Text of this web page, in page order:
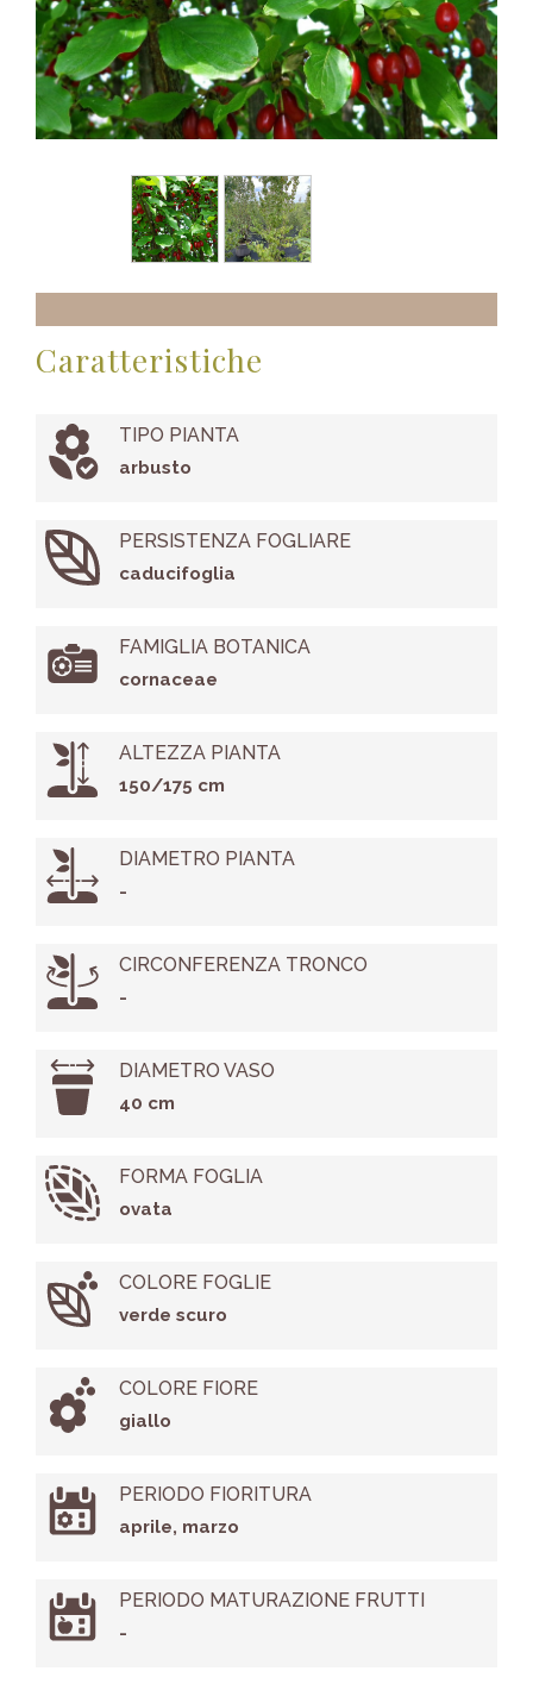
Caratteristiche
TIPO PIANTA
arbusto
PERSISTENZA FOGLIARE
caducifoglia
FAMIGLIA BOTANICA
cornaceae
ALTEZZA PIANTA
150/175 cm
DIAMETRO PIANTA
-
CIRCONFERENZA TRONCO
-
DIAMETRO VASO
40 cm
FORMA FOGLIA
ovata
COLORE FOGLIE
verde scuro
COLORE FIORE
giallo
PERIODO FIORITURA
aprile, marzo
PERIODO MATURAZIONE FRUTTI
-